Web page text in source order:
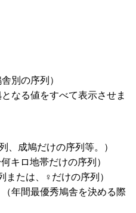
別の序列）
なる値をすべて表示させま
、成鳩だけの序列等。）
キロ地帯だけの序列）
たは、♀だけの序列）
年間最優秀鳩舎を決める際